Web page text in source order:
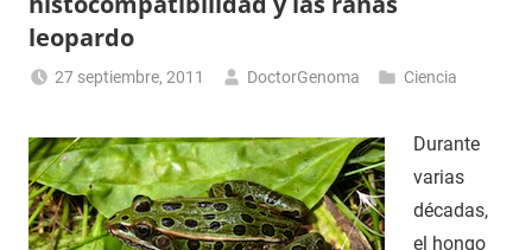
leopardo
27 septiembre, 2011 DoctorGenoma Ciencia
Durante
varias
décadas,
el hongo